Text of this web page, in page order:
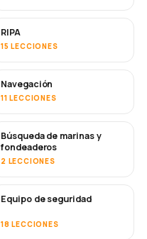
RIPA
15 LECCIONES
Navegación
11 LECCIONES
Búsqueda de marinas y
fondeaderos
2 LECCIONES
Equipo de seguridad
18 LECCIONES